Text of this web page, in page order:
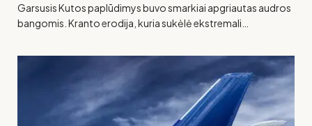
Garsusis Kutos paplūdimys buvo smarkiai apgriautas audros
bangomis. Kranto erodija, kuria sukėlė ekstremali…